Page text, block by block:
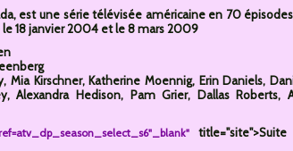
est une série télévisée américaine en 70
18 janvier 2004 et le 8 mars 2009
Mia Kirschner, Katherine Moennig, Erin Daniels,
Alexandra Hedison, Pam Grier, Dallas Roberts,